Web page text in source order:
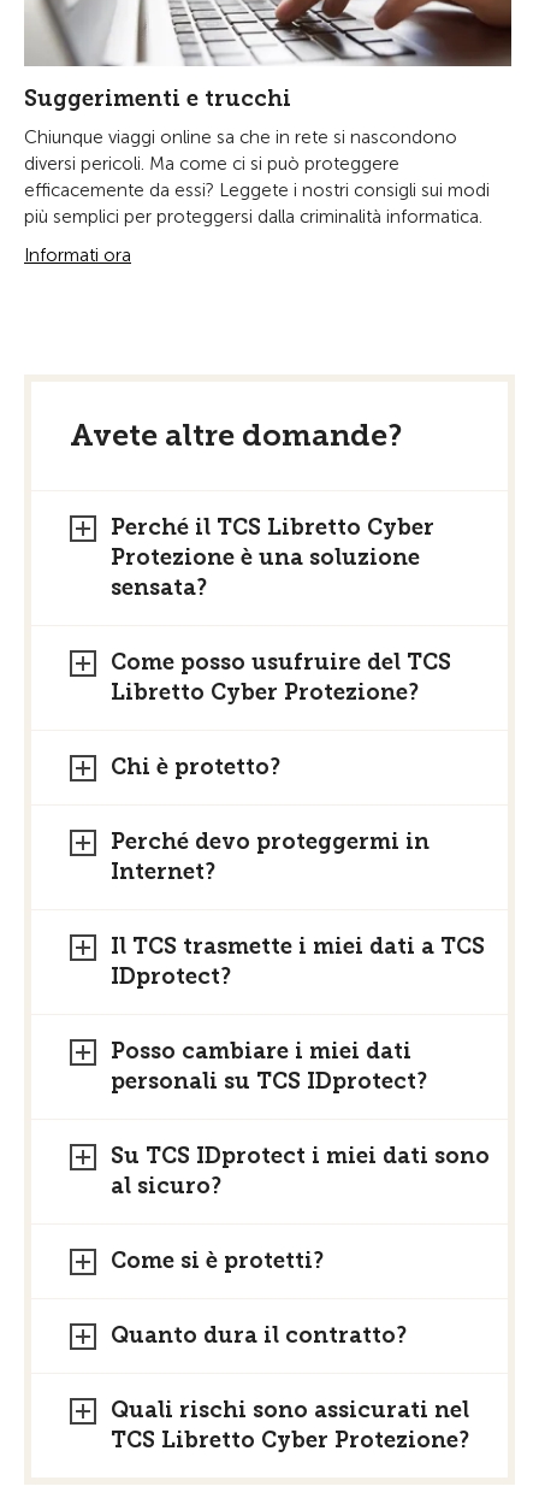
Suggerimenti e trucchi
Chiunque viaggi online sa che in rete si nascondono
diversi pericoli. Ma come ci si può proteggere
efficacemente da essi? Leggete i nostri consigli sui modi
più semplici per proteggersi dalla criminalità informatica.
Informati ora
Avete altre domande?
Perché il TCS Libretto Cyber
Protezione è una soluzione
sensata?
Come posso usufruire del TCS
Libretto Cyber Protezione?
Chi è protetto?
Perché devo proteggermi in
Internet?
Il TCS trasmette i miei dati a TCS
IDprotect?
Posso cambiare i miei dati
personali su TCS IDprotect?
Su TCS IDprotect i miei dati sono
al sicuro?
Come si è protetti?
Quanto dura il contratto?
Quali rischi sono assicurati nel
TCS Libretto Cyber Protezione?